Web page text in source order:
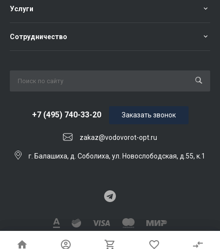
Услуги
Сотрудничество
+7 (495) 740-33-20
zakaz@vodovorot-opt.ru
Заказать звонок
г. Балашиха, д. Соболиха, ул. Новослободская, д.55, к.1